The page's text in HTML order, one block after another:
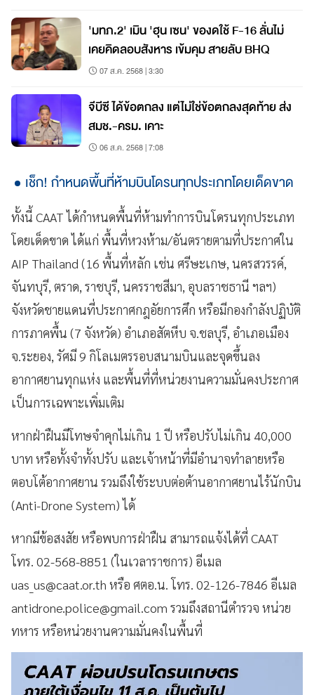
'มทภ.2' เมิน 'ฮุน เซน' ของดใช้ F-16 ลั่นไม่
เคยคิดลอบสังหาร เข้มคุม สายลับ BHQ
07 ส.ค. 2568 | 3:30
จีบีซี ได้ข้อตกลง แต่ไม่ใช่ข้อตกลงสุดท้าย ส่ง
สมช.-ครม. เคาะ
06 ส.ค. 2568 | 7:08
เช็ก! กำหนดพื้นที่ห้ามบินโดรนทุกประเภทโดยเด็ดขาด
ทั้งนี้ CAAT ได้กำหนดพื้นที่ห้ามทำการบินโดรนทุกประเภท
โดยเด็ดขาด ได้แก่ พื้นที่หวงห้าม/อันตรายตามที่ประกาศใน
AIP Thailand (16 พื้นที่หลัก เช่น ศรีษะเกษ, นครสวรรค์,
จันทบุรี, ตราด, ราชบุรี, นครราชสีมา, อุบลราชธานี ฯลฯ)
จังหวัดชายแดนที่ประกาศกฎอัยการศึก หรือมีกองกำลังปฏิบัติ
การภาคพื้น (7 จังหวัด) อำเภอสัตหีบ จ.ชลบุรี, อำเภอเมือง
จ.ระยอง, รัศมี 9 กิโลเมตรรอบสนามบินและจุดขึ้นลง
อากาศยานทุกแห่ง และพื้นที่ที่หน่วยงานความมั่นคงประกาศ
เป็นการเฉพาะเพิ่มเติม
หากฝ่าฝืนมีโทษจำคุกไม่เกิน 1 ปี หรือปรับไม่เกิน 40,000
บาท หรือทั้งจำทั้งปรับ และเจ้าหน้าที่มีอำนาจทำลายหรือ
ตอบโต้อากาศยาน รวมถึงใช้ระบบต่อต้านอากาศยานไร้นักบิน
(Anti-Drone System) ได้
หากมีข้อสงสัย หรือพบการฝ่าฝืน สามารถแจ้งได้ที่ CAAT
โทร. 02-568-8851 (ในเวลาราชการ) อีเมล
uas_us@caat.or.th หรือ ศตอ.น. โทร. 02-126-7846 อีเมล
antidrone.police@gmail.com รวมถึงสถานีตำรวจ หน่วย
ทหาร หรือหน่วยงานความมั่นคงในพื้นที่